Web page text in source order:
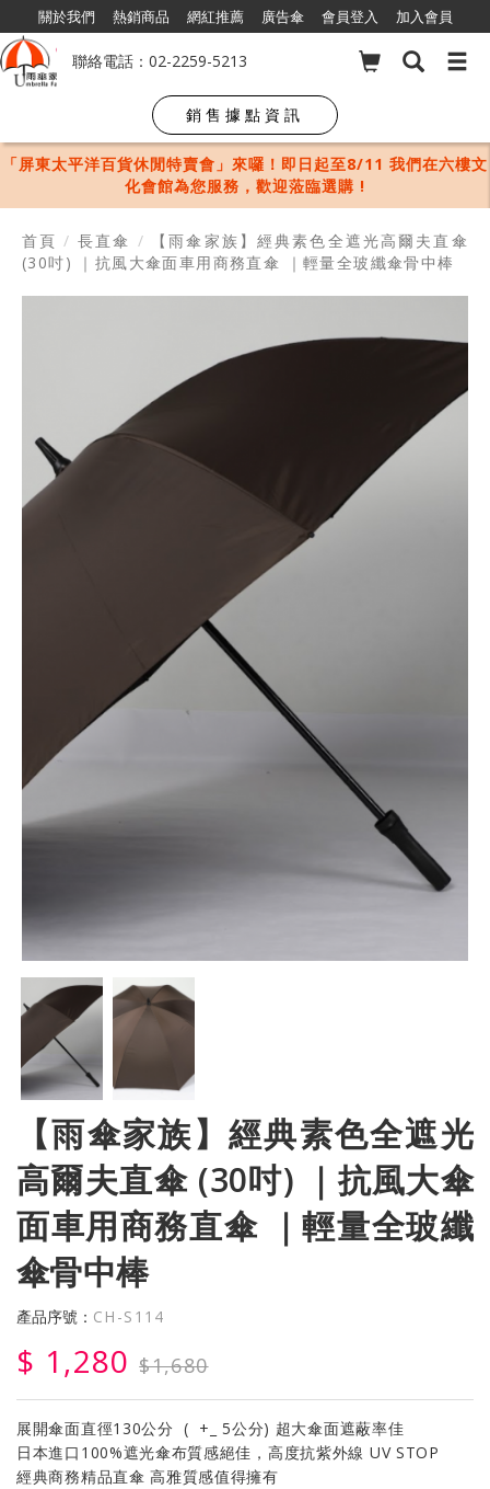
加入會員
會員登入
廣告傘
網紅推薦
熱銷商品
關於我們
聯絡電話：02-2259-5213
銷售據點資訊
【高雄大樂購物中心】夏日特賣會開跑囉！即日起至8/20 我們在
《B1特賣場》為您服務，歡迎蒞臨選購 !
首頁 / 長直傘 /
【雨傘家族】經典素色全遮光高爾夫直傘
(30吋) ｜抗風大傘面車用商務直傘 ｜輕量全玻纖傘骨中棒
【雨傘家族】經典素色全遮光
高爾夫直傘 (30吋) ｜抗風大傘
面車用商務直傘 ｜輕量全玻纖
傘骨中棒
產品序號： CH-S114
$ 1,280$1,680
展開傘面直徑130公分 ( +_ 5公分) 超大傘面遮蔽率佳
日本進口100%遮光傘布質感絕佳，高度抗紫外線 UV STOP
經典商務精品直傘 高雅質感值得擁有